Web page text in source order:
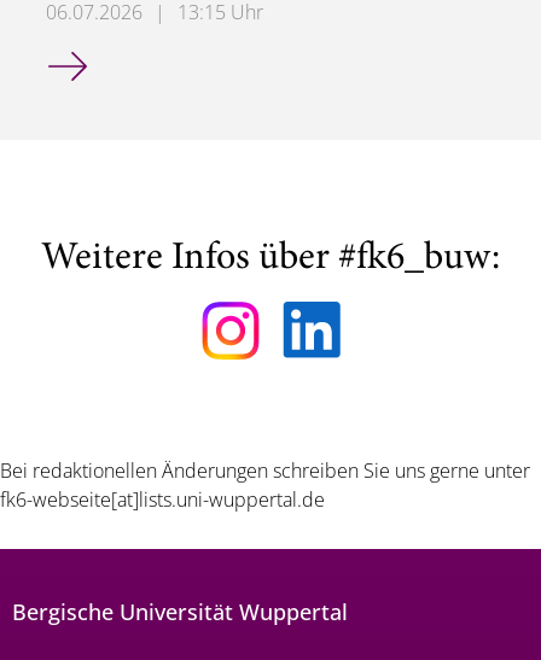
06.07.2026 |
13:15 Uhr
Hochspannung bei der Sendung mit der Maus
Weitere Infos über #fk6_buw:
Bei redaktionellen Änderungen schreiben Sie uns gerne unter
fk6-webseite[at]lists.uni-wuppertal.de
Bergische Universität Wuppertal